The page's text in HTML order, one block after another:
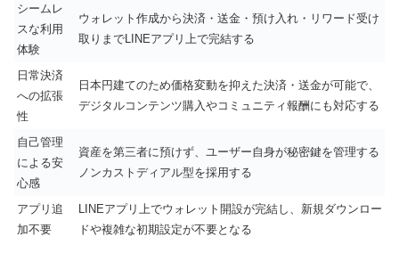
シームレ
スな利用
体験
ウォレット作成から決済・送金・預け入れ・リワード受け
取りまでLINEアプリ上で完結する
日常決済
への拡張
性
日本円建てのため価格変動を抑えた決済・送金が可能で、
デジタルコンテンツ購入やコミュニティ報酬にも対応する
自己管理
による安
心感
資産を第三者に預けず、ユーザー自身が秘密鍵を管理する
ノンカストディアル型を採用する
アプリ追
加不要
LINEアプリ上でウォレット開設が完結し、新規ダウンロー
ドや複雑な初期設定が不要となる